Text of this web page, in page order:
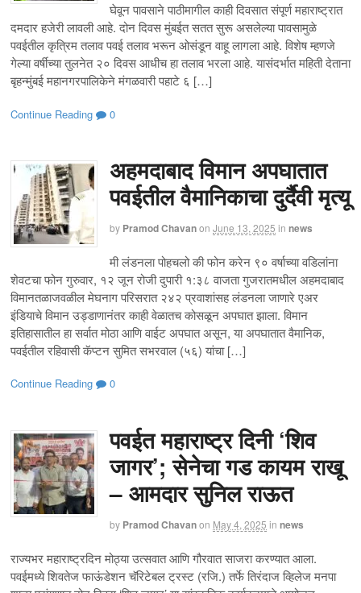
घेवून पावसाने पाठीमागील काही दिवसात संपूर्ण महाराष्ट्रात
दमदार हजेरी लावली आहे. दोन दिवस मुंबईत सतत सुरू असलेल्या पावसामुळे
पवईतील कृत्रिम तलाव पवई तलाव भरून ओसंडून वाहू लागला आहे. विशेष म्हणजे
गेल्या वर्षीच्या तुलनेत २० दिवस आधीच हा तलाव भरला आहे. यासंदर्भात महिती देताना
बृहन्मुंबई महानगरपालिकेने मंगळवारी पहाटे ६ […]
Continue Reading 0
अहमदाबाद विमान अपघातात
पवईतील वैमानिकाचा दुर्दैवी मृत्यू
by Pramod Chavanon June 13, 2025 in news
मी लंडनला पोहचलो की फोन करेन ९० वर्षाच्या वडिलांना
शेवटचा फोन गुरुवार, १२ जून रोजी दुपारी १:३८ वाजता गुजरातमधील अहमदाबाद
विमानतळाजवळील मेघनाग परिसरात २४२ प्रवाशांसह लंडनला जाणारे एअर
इंडियाचे विमान उड्डाणानंतर काही वेळातच कोसळून अपघात झाला. विमान
इतिहासातील हा सर्वात मोठा आणि वाईट अपघात असून, या अपघातात वैमानिक,
पवईतील रहिवासी कॅप्टन सुमित सभरवाल (५६) यांचा […]
Continue Reading 0
पवईत महाराष्ट्र दिनी ‘शिव
जागर’; सेनेचा गड कायम राखू
– आमदार सुनिल राऊत
by Pramod Chavanon May 4, 2025 in news
राज्यभर महाराष्ट्रदिन मोठ्या उत्सवात आणि गौरवात साजरा करण्यात आला.
पवईमध्ये शिवतेज फाऊंडेशन चॅरिटेबल ट्रस्ट (रजि.) तर्फे तिरंदाज व्हिलेज मनपा